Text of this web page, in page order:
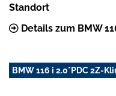
Standort
Details zum BMW
BMW 116 i 2.0*PDC 2Z-